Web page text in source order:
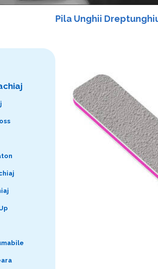
Pila Unghii